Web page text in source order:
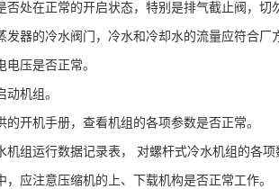
处在正常的开启状态，特别是排气截止阀，切
器的冷水阀门，冷水和冷却水的流量应符合厂
压是否正常。
机组。
开机手册，查看机组的各项参数是否正常。
组运行数据记录表， 对螺杆式冷水机组的各
应注意压缩机的上、下载机构是否正常工作。